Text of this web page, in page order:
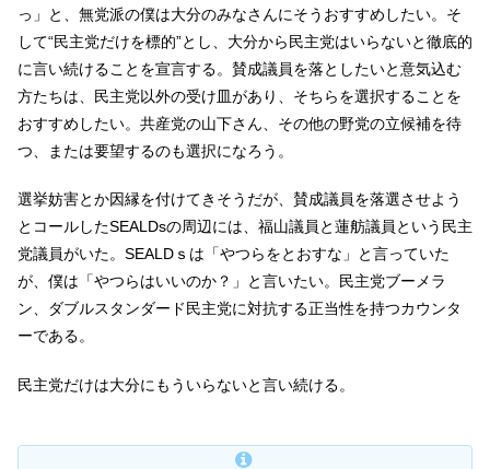
っ」と、無党派の僕は大分のみなさんにそうおすすめしたい。そ
して“民主党だけを標的”とし、大分から民主党はいらないと徹底的
に言い続けることを宣言する。賛成議員を落としたいと意気込む
方たちは、民主党以外の受け皿があり、そちらを選択することを
おすすめしたい。共産党の山下さん、その他の野党の立候補を待
つ、または要望するのも選択になろう。
選挙妨害とか因縁を付けてきそうだが、賛成議員を落選させよう
とコールしたSEALDsの周辺には、福山議員と蓮舫議員という民主
党議員がいた。SEALDｓは「やつらをとおすな」と言っていた
が、僕は「やつらはいいのか？」と言いたい。民主党ブーメラ
ン、ダブルスタンダード民主党に対抗する正当性を持つカウンタ
ーである。
民主党だけは大分にもういらないと言い続ける。